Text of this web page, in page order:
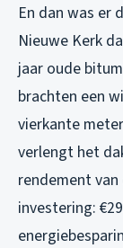
En dan was er
Nieuwe Kerk
jaar oude
brachten een
vierkante
verlengt het
rendement
investering: